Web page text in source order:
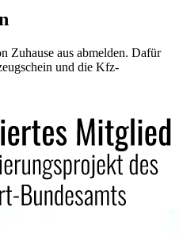
Zuhause aus abmelden. Dafür
und die Kfz-